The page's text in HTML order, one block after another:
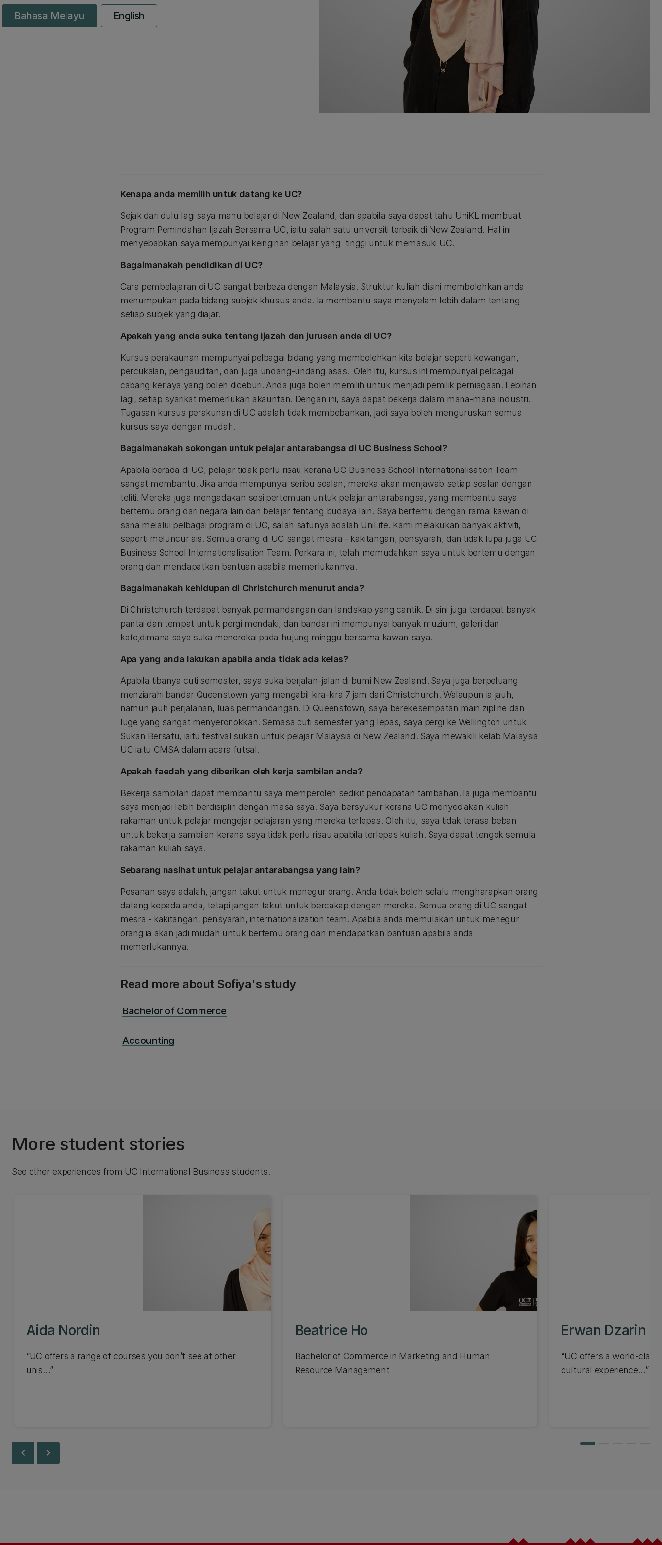
Bahasa Melayu English
Kenapa anda memilih untuk datang ke UC?
Sejak dari dulu lagi saya mahu belajar di New Zealand, dan apabila saya dapat tahu UniKL membuat
Program Pemindahan Ijazah Bersama UC, iaitu salah satu universiti terbaik di New Zealand. Hal ini
menyebabkan saya mempunyai keinginan belajar yang tinggi untuk memasuki UC.
Bagaimanakah pendidikan di UC?
Cara pembelajaran di UC sangat berbeza dengan Malaysia. Struktur kuliah disini membolehkan anda
menumpukan pada bidang subjek khusus anda. Ia membantu saya menyelam lebih dalam tentang
setiap subjek yang diajar.
Apakah yang anda suka tentang ijazah dan jurusan anda di UC?
Kursus perakaunan mempunyai pelbagai bidang yang membolehkan kita belajar seperti kewangan,
percukaian, pengauditan, dan juga undang-undang asas. Oleh itu, kursus ini mempunyai pelbagai
cabang kerjaya yang boleh diceburi. Anda juga boleh memilih untuk menjadi pemilik perniagaan. Lebihan
lagi, setiap syarikat memerlukan akauntan. Dengan ini, saya dapat bekerja dalam mana-mana industri.
Tugasan kursus perakunan di UC adalah tidak membebankan, jadi saya boleh menguruskan semua
kursus saya dengan mudah.
Bagaimanakah sokongan untuk pelajar antarabangsa di UC Business School?
Apabila berada di UC, pelajar tidak perlu risau kerana UC Business School Internationalisation Team
sangat membantu. Jika anda mempunyai seribu soalan, mereka akan menjawab setiap soalan dengan
teliti. Mereka juga mengadakan sesi pertemuan untuk pelajar antarabangsa, yang membantu saya
bertemu orang dari negara lain dan belajar tentang budaya lain. Saya bertemu dengan ramai kawan di
sana melalui pelbagai program di UC, salah satunya adalah UniLife. Kami melakukan banyak aktiviti,
seperti meluncur ais. Semua orang di UC sangat mesra - kakitangan, pensyarah, dan tidak lupa juga UC
Business School Internationalisation Team. Perkara ini, telah memudahkan saya untuk bertemu dengan
orang dan mendapatkan bantuan apabila memerlukannya.
Bagaimanakah kehidupan di Christchurch menurut anda?
Di Christchurch terdapat banyak permandangan dan landskap yang cantik. Di sini juga terdapat banyak
pantai dan tempat untuk pergi mendaki, dan bandar ini mempunyai banyak muzium, galeri dan
kafe,dimana saya suka menerokai pada hujung minggu bersama kawan saya.
Apa yang anda lakukan apabila anda tidak ada kelas?
Apabila tibanya cuti semester, saya suka berjalan-jalan di bumi New Zealand. Saya juga berpeluang
menziarahi bandar Queenstown yang mengabil kira-kira 7 jam dari Christchurch. Walaupun ia jauh,
namun jauh perjalanan, luas permandangan. Di Queenstown, saya berekesempatan main zipline dan
luge yang sangat menyeronokkan. Semasa cuti semester yang lepas, saya pergi ke Wellington untuk
Sukan Bersatu, iaitu festival sukan untuk pelajar Malaysia di New Zealand. Saya mewakili kelab Malaysia
UC iaitu CMSA dalam acara futsal.
Apakah faedah yang diberikan oleh kerja sambilan anda?
Bekerja sambilan dapat membantu saya memperoleh sedikit pendapatan tambahan. Ia juga membantu
saya menjadi lebih berdisiplin dengan masa saya. Saya bersyukur kerana UC menyediakan kuliah
rakaman untuk pelajar mengejar pelajaran yang mereka terlepas. Oleh itu, saya tidak terasa beban
untuk bekerja sambilan kerana saya tidak perlu risau apabila terlepas kuliah. Saya dapat tengok semula
rakaman kuliah saya.
Sebarang nasihat untuk pelajar antarabangsa yang lain?
Pesanan saya adalah, jangan takut untuk menegur orang. Anda tidak boleh selalu mengharapkan orang
datang kepada anda, tetapi jangan takut untuk bercakap dengan mereka. Semua orang di UC sangat
mesra - kakitangan, pensyarah, internationalization team. Apabila anda memulakan untuk menegur
orang ia akan jadi mudah untuk bertemu orang dan mendapatkan bantuan apabila anda
memerlukannya.
Read more about Sofiya's study
Bachelor of Commerce
Accounting
More student stories
See other experiences from UC International Business students.
Aida Nordin
“UC offers a range of courses you don’t see at other
unis…”
Beatrice Ho
Bachelor of Commerce in Marketing and Human
Resource Management
Erwan Dzarin
“UC offers a world-
cultural experience…”
chevron_left chevron_right